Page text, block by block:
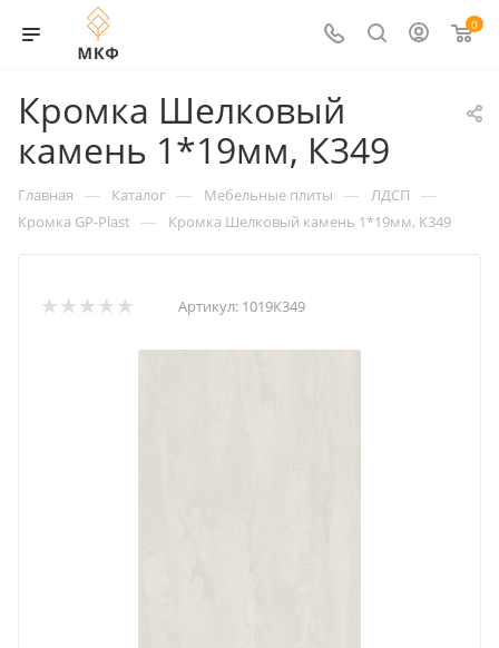
0
Кромка Шелковый
камень 1*19мм, К349
Главная — Каталог — Мебельные плиты — ЛДСП —
Кромка GP-Plast — Кромка Шелковый камень 1*19мм, К349
Артикул: 1019К349